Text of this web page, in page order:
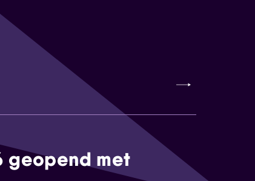
geopend met